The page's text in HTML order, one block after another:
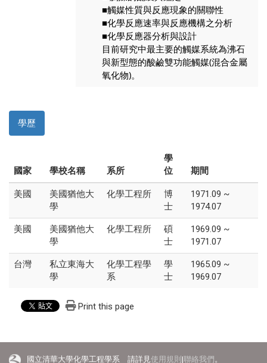
■觸媒性質與反應現象的關聯性
■化學反應速率與反應機構之分析
■化學反應器分析與設計
目前研究中最主要的觸媒系統為沸石
與新型態的酸鹼雙功能觸媒(混合金屬
氧化物)。
學歷
國家 學校名稱 系所
學
位
期間
美國
美國猶他大
學
化學工程所
博
士
1971.09 ~
1974.07
美國
美國猶他大
學
化學工程所
碩
士
1969.09 ~
1971.07
台灣
私立東海大
學
化學工程學
系
學
士
1965.09 ~
1969.07
Print this page
國立清華大學化學工程學系 請詳見使用規則 |聯絡我們 。